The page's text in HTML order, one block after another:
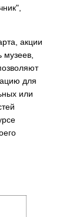
акции
музеев,
для
или